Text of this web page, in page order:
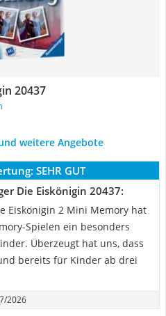
20437
weitere Angebote
SEHR GUT
Die Eiskönigin 20437:
Eiskönigin 2 Mini Memory hat
Spielen ein besonders
Überzeugt hat uns, dass
bereits für Kinder ab drei
2026